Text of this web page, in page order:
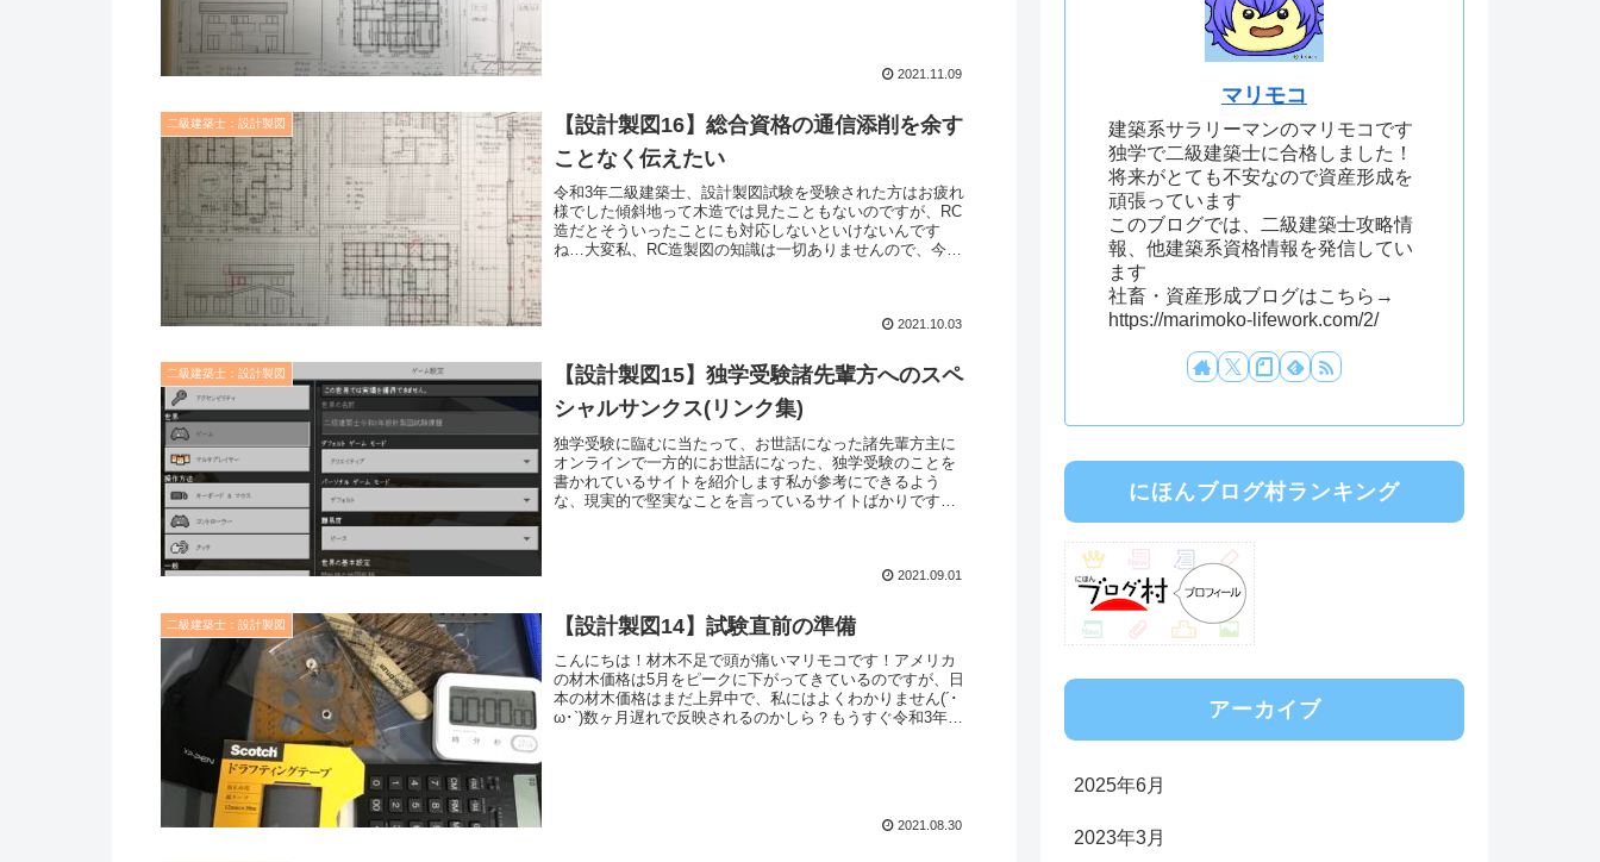
2021.11.09
二級建築士：設計製図
【設計製図16】総合資格の通信添削を余す
ことなく伝えたい
令和3年二級建築士、設計製図試験を受験された方はお疲れ
様でした傾斜地って木造では見たこともないのですが、RC
造だとそういったことにも対応しないといけないんです
ね…大変私、RC造製図の知識は一切ありませんので、今年
2021.10.03
二級建築士：設計製図
【設計製図15】独学受験諸先輩方へのスペ
シャルサンクス(リンク集)
独学受験に臨むに当たって、お世話になった諸先輩方主に
オンラインで一方的にお世話になった、独学受験のことを
書かれているサイトを紹介します私が参考にできるよう
な、現実的で堅実なことを言っているサイトばかりですオ
2021.09.01
二級建築士：設計製図 【設計製図14】試験直前の準備
こんにちは！材木不足で頭が痛いマリモコです！アメリカ
の材木価格は5月をピークに下がってきているのですが、日
本の材木価格はまだ上昇中で、私にはよくわかりません(´･
ω･`)数ヶ月遅れで反映されるのかしら？もうすぐ令和3年の
2021.08.30
マリモコ
建築系サラリーマンのマリモコです
独学で二級建築士に合格しました！
将来がとても不安なので資産形成を
頑張っています
このブログでは、二級建築士攻略情
報、他建築系資格情報を発信してい
ます
社畜・資産形成ブログはこちら→
https://marimoko-lifework.com/2/
にほんブログ村ランキング
アーカイブ
2025年6月
2023年3月